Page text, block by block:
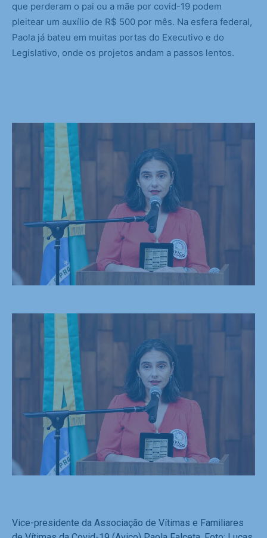
que perderam o pai ou a mãe por covid-19 podem
pleitear um auxílio de R$ 500 por mês. Na esfera federal,
Paola já bateu em muitas portas do Executivo e do
Legislativo, onde os projetos andam a passos lentos.
Vice-presidente da Associação de Vítimas e Familiares